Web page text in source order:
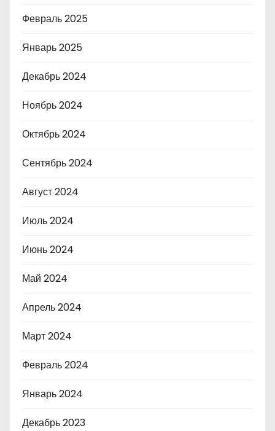
Февраль 2025
Январь 2025
Декабрь 2024
Ноябрь 2024
Октябрь 2024
Сентябрь 2024
Август 2024
Июль 2024
Июнь 2024
Май 2024
Апрель 2024
Март 2024
Февраль 2024
Январь 2024
Декабрь 2023